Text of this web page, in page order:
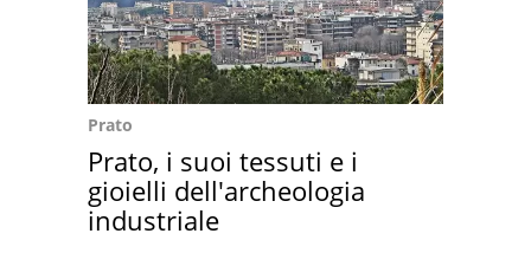
Prato
Prato, i suoi tessuti e i
gioielli dell'archeologia
industriale